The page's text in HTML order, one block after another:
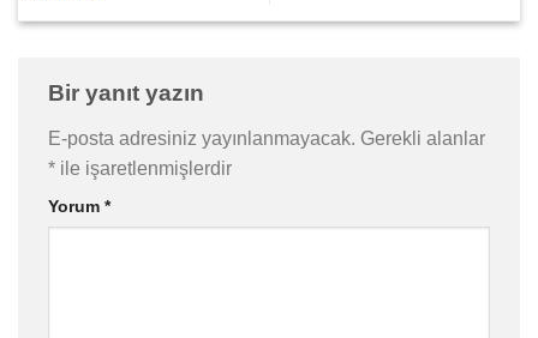
Bir yanıt yazın
E-posta adresiniz yayınlanmayacak. Gerekli alanlar
* ile işaretlenmişlerdir
Yorum *